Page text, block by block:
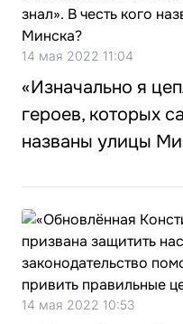
14 мая 2022 11:04
«Изначально я
героев, которых
названы улицы
14 мая 2022 10:53